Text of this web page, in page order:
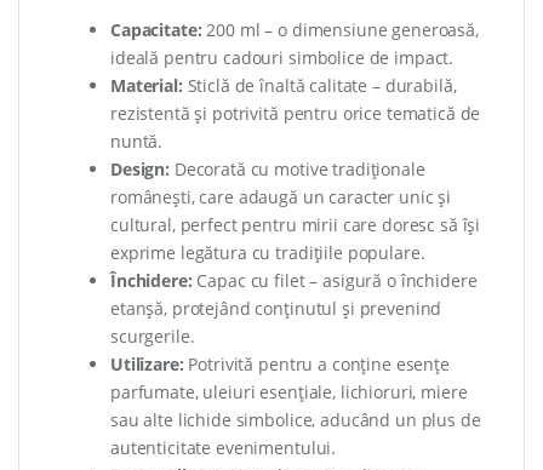
Capacitate: 200 ml – o dimensiune generoasă,
ideală pentru cadouri simbolice de impact.
Material: Sticlă de înaltă calitate – durabilă,
rezistentă și potrivită pentru orice tematică de
nuntă.
Design: Decorată cu motive tradiționale
românești, care adaugă un caracter unic și
cultural, perfect pentru mirii care doresc să își
exprime legătura cu tradițiile populare.
Închidere: Capac cu filet – asigură o închidere
etanșă, protejând conținutul și prevenind
scurgerile.
Utilizare: Potrivită pentru a conține esențe
parfumate, uleiuri esențiale, lichioruri, miere
sau alte lichide simbolice, aducând un plus de
autenticitate evenimentului.